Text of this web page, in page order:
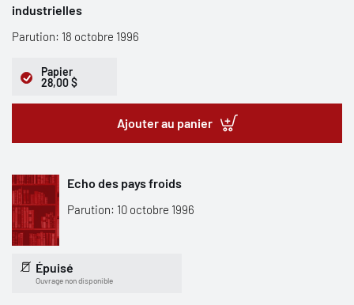
industrielles
Parution: 18 octobre 1996
Papier
28,00 $
Ajouter au panier
Echo des pays froids
Parution: 10 octobre 1996
Épuisé
Ouvrage non disponible